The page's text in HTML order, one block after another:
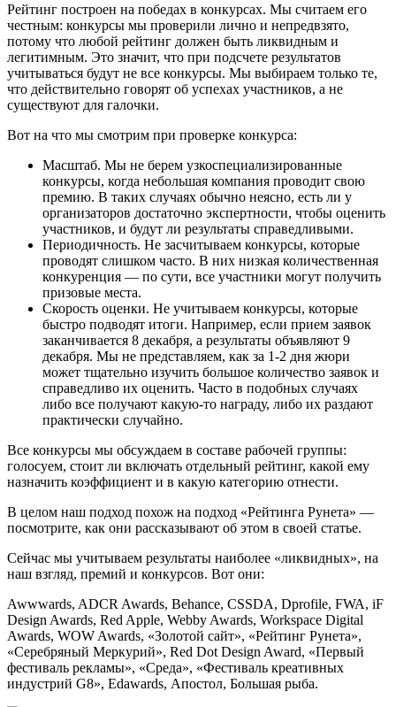
Рейтинг построен на победах в конкурсах. Мы считаем его
честным: конкурсы мы проверили лично и непредвзято,
потому что любой рейтинг должен быть ликвидным и
легитимным. Это значит, что при подсчете результатов
учитываться будут не все конкурсы. Мы выбираем только те,
что действительно говорят об успехах участников, а не
существуют для галочки.
Вот на что мы смотрим при проверке конкурса:
Масштаб. Мы не берем узкоспециализированные
конкурсы, когда небольшая компания проводит свою
премию. В таких случаях обычно неясно, есть ли у
организаторов достаточно экспертности, чтобы оценить
участников, и будут ли результаты справедливыми.
Периодичность. Не засчитываем конкурсы, которые
проводят слишком часто. В них низкая количественная
конкуренция — по сути, все участники могут получить
призовые места.
Скорость оценки. Не учитываем конкурсы, которые
быстро подводят итоги. Например, если прием заявок
заканчивается 8 декабря, а результаты объявляют 9
декабря. Мы не представляем, как за 1-2 дня жюри
может тщательно изучить большое количество заявок и
справедливо их оценить. Часто в подобных случаях
либо все получают какую-то награду, либо их раздают
практически случайно.
Все конкурсы мы обсуждаем в составе рабочей группы:
голосуем, стоит ли включать отдельный рейтинг, какой ему
назначить коэффициент и в какую категорию отнести.
В целом наш подход похож на подход «Рейтинга Рунета» —
посмотрите, как они рассказывают об этом в своей статье.
Сейчас мы учитываем результаты наиболее «ликвидных», на
наш взгляд, премий и конкурсов. Вот они:
Awwwards, ADCR Awards, Behance, CSSDA, Dprofile, FWA, iF
Design Awards, Red Apple, Webby Awards, Workspace Digital
Awards, WOW Awards, «Золотой сайт», «Рейтинг Рунета»,
«Серебряный Меркурий», Red Dot Design Award, «Первый
фестиваль рекламы», «Среда», «Фестиваль креативных
индустрий G8», Edawards, Апостол, Большая рыба.